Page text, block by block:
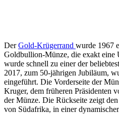
DerGold-Krügerrand wurde 1967
Goldbullion-Münze, die exakt eine
wurde schnell zu einer der
2017, zum 50-jährigen Jubiläum,
eingeführt. Die Vorderseite der
Kruger, dem früheren Präsidenten
der Münze. Die Rückseite zeigt
von Südafrika, in einer